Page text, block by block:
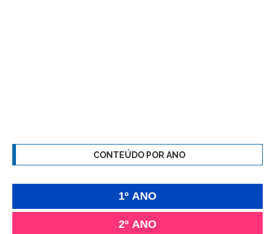
CONTEÚDO POR ANO
1º ANO
2º ANO